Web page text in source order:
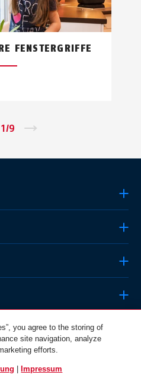
FENSTERGRIFFE
1/9
Österreich
you agree to the storing of
site navigation, analyze
efforts.
Impressum